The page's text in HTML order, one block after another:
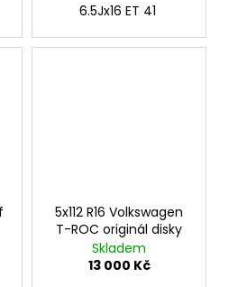
6.5Jx16 ET 41
5x112 R16 Volkswagen
T-ROC originál disky
Skladem
13 000 Kč